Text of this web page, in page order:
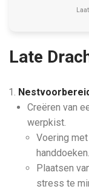
Late
Creëren van
werpkist.
Voering
handdoeken.
Plaatsen
stress te